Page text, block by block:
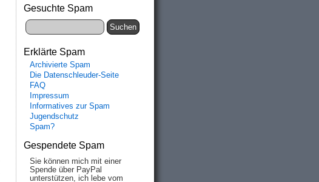
Gesuchte Spam
Erklärte Spam
Archivierte Spam
Die Datenschleuder-Seite
FAQ
Impressum
Informatives zur Spam
Jugendschutz
Spam?
Gespendete Spam
Sie können mich mit einer
Spende über PayPal
unterstützen, ich lebe vom